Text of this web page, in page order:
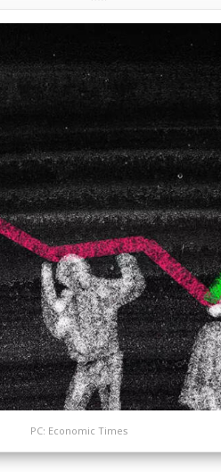
PC: Economic Times